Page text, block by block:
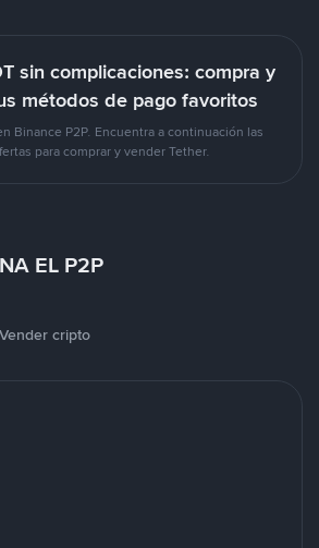
sin complicaciones: compra y
métodos de pago favoritos
Binance P2P. Encuentra a continuación las
para comprar y vender Tether.
EL P2P
Vender cripto